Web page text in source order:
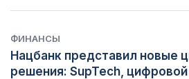
ФИНАНСЫ
Нацбанк представил новые
решения: SupTech, цифровой